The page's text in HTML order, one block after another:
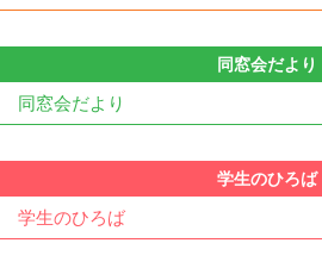
同窓会だより
同窓会だより
学生のひろば
学生のひろば